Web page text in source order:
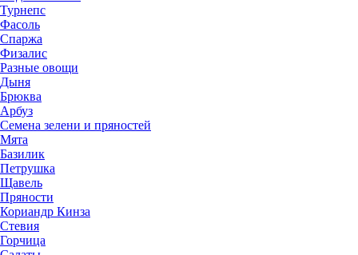
Турнепс
Фасоль
Спаржа
Физалис
Разные овощи
Дыня
Брюква
Арбуз
Семена зелени и пряностей
Мята
Базилик
Петрушка
Щавель
Пряности
Кориандр Кинза
Стевия
Горчица